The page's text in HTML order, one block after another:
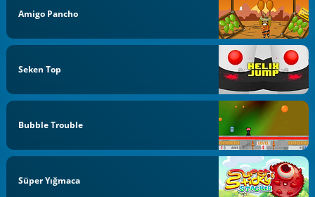
Amigo Pancho
Seken Top
Bubble Trouble
Süper Yığmaca